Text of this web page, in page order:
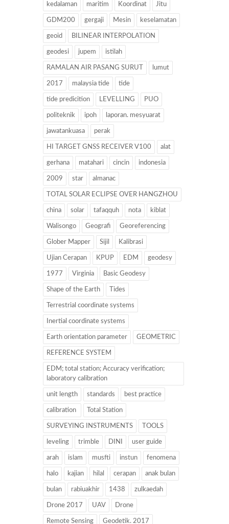
kedalaman maritim Koordinat Jitu
GDM200 gergaji Mesin keselamatan
geoid BILINEAR INTERPOLATION
geodesi jupem istilah
RAMALAN AIR PASANG SURUT lumut
2017 malaysia tide tide
tide predicition LEVELLING PUO
politeknik ipoh laporan. mesyuarat
jawatankuasa perak
HI TARGET GNSS RECEIVER V100 alat
gerhana matahari cincin indonesia
2009 star almanac
TOTAL SOLAR ECLIPSE OVER HANGZHOU
china solar tafaqquh nota kiblat
Walisongo Geografi Georeferencing
Glober Mapper Sijil Kalibrasi
Ujian Cerapan KPUP EDM geodesy
1977 Virginia Basic Geodesy
Shape of the Earth Tides
Terrestrial coordinate systems
Inertial coordinate systems
Earth orientation parameter GEOMETRIC
REFERENCE SYSTEM
EDM; total station; Accuracy verification;
laboratory calibration
unit length standards best practice
calibration Total Station
SURVEYING INSTRUMENTS TOOLS
leveling trimble DINI user guide
arah islam musfti instun fenomena
halo kajian hilal cerapan anak bulan
bulan rabiuakhir 1438 zulkaedah
Drone 2017 UAV Drone
Remote Sensing Geodetik. 2017